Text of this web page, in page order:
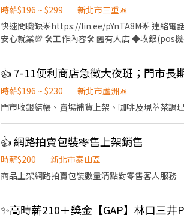
時薪$196 ~ $299
新北市三重區
快速問職缺🌟https://lin.ee/pYnTA8M🌟 連絡電
安心就業💯 🛠️工作內容🛠️ 🏪有人店 ◆收銀(pos機操作) ◆接待客人、銷售商品 ◆包裹寄收、盤點 🏫智取店 ◆理貨 ◆補充耗材
30000/月 ◆苗栗以南、基隆地區 29500/月 ★兼職、假日班 ※獎金各區不同，個別面試可問 ◆台北201/時+區域津貼($5~$45) ◆
其餘地區196/時+區域津貼($5~$45) 🏫智取店 ※獎金
時+津貼($33~$68) ◆其餘地區204/時+津貼($8~$83) ‼️工作需求‼️ ★需支援附近門市 🎉工作福利🎉 🏪有人店 ★固定班別 ★完整
教育訓練 🏫智取店 ★油資、維修補貼 ★固定班別 ★完整教育訓練 快速問職缺🌟https://lin.ee/pYnTA8M🌟 連絡電
話:☎️0909920285☎️ 找 Ada🙋‍♀️ 加入後留下姓名 +
時薪$196 ~ $230
新北市蘆洲區
門市收銀結帳、賣場補貨上架、咖啡及現萃茶調理
👍 網路拍賣包裝零售上架銷售
時薪$200
新北市泰山區
商品上架網路拍賣包裝數量清點對零售客人服務
✨高時薪210＋獎金【GAP】林口三井